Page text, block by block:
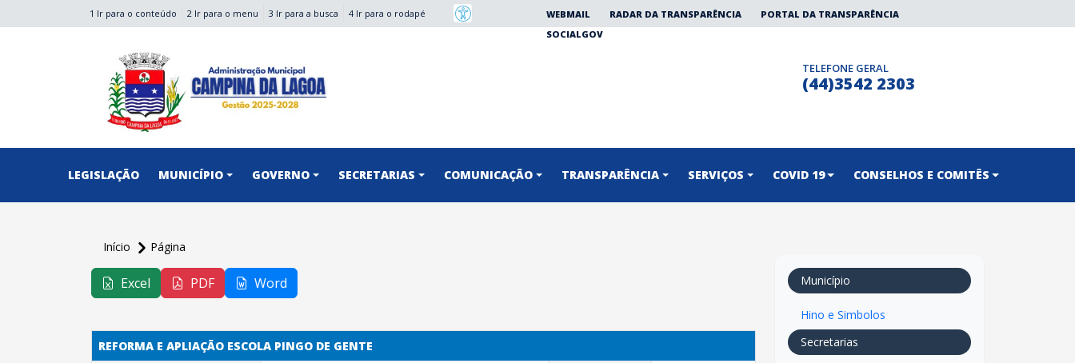
1 Ir para o conteúdo 2 Ir para o menu 3 Ir para a busca 4 Ir para o rodapé WEBMAIL RADAR DA TRANSPARÊNCIA
PORTAL DA TRANSPARÊNCIA
SOCIALGOV
TELEFONE GERAL
(44)3542 2303
LEGISLAÇÃO MUNICÍPIO GOVERNO SECRETARIAS COMUNICAÇÃO TRANSPARÊNCIA SERVIÇOS COVID 19 CONSELHOS E COMITÊS
Início
Página
Excel PDF Word
REFORMA E APLIAÇÃO ESCOLA PINGO DE GENTE
Município
Hino e Simbolos
Secretarias